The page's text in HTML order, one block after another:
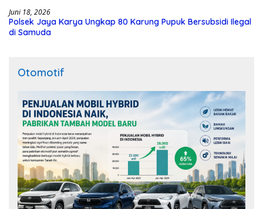
Juni 18, 2026
Polsek Jaya Karya Ungkap 80 Karung Pupuk Bersubsidi Ilegal
di Samuda
Otomotif